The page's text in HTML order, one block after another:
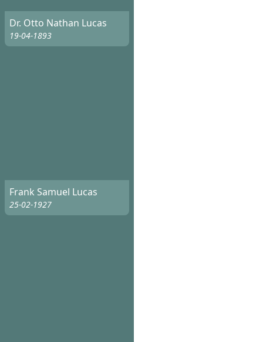
Dr. Otto Nathan Lucas
19-04-1893
Frank Samuel Lucas
25-02-1927